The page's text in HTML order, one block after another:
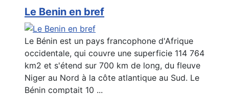
Le Benin en bref
Le Bénin est un pays francophone d'Afrique
occidentale, qui couvre une superficie 114 764
km2 et s'étend sur 700 km de long, du fleuve
Niger au Nord à la côte atlantique au Sud. Le
Bénin comptait 10 ...